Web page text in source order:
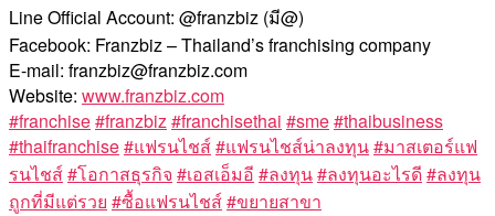
Line Official Account: @franzbiz (มี@)
Facebook: Franzbiz – Thailand’s franchising company
E-mail: franzbiz@franzbiz.com
Website: www.franzbiz.com
#franchise#franzbiz#franchisethai #sme#thaibusiness
#thaifranchise#แฟรนไชส์#แฟรนไชส์น่าลงทุน#มาสเตอร์แฟ
รนไชส์#โอกาสธุรกิจ #เอสเอ็มอี #ลงทุน#ลงทุนอะไรดี#ลงทุน
ถูกที่มีแต่รวย #ซื้อแฟรนไชส์#ขยายสาขา